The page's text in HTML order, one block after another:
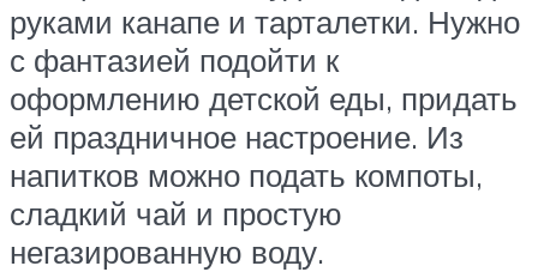
руками канапе и тарталетки. Нужно
с фантазией подойти к
оформлению детской еды, придать
ей праздничное настроение. Из
напитков можно подать компоты,
сладкий чай и простую
негазированную воду.